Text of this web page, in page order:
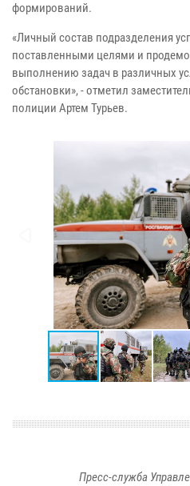
формирований.
«Личный состав подразделения
поставленными целями и
выполнению задач в различных
обстановки», - отметил
полиции Артем Турьев.
Пресс-служба